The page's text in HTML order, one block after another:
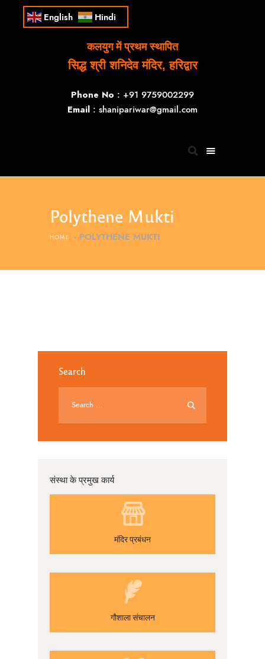
English Hindi
कलयुग में प्रथम स्थापित
सिद्ध श्री शनिदेव मंदिर, हरिद्वार
Phone No : +91 9759002299
Email : shanipariwar@gmail.com
Polythene Mukti
HOME POLYTHENE MUKTI
Search
संस्था के प्रमुख कार्य
मंदिर प्रबंधन
गौशाला संचालन